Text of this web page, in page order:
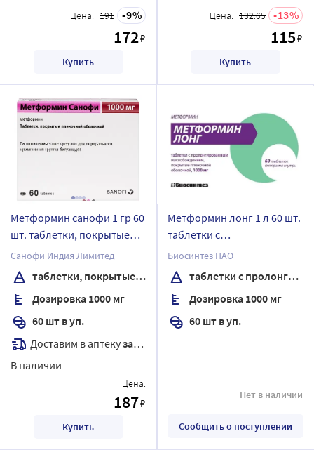
Цена: 191 9
172₽
Купить
Цена: 132.65 13
115₽
Купить
Метформин санофи 1 гр 60
шт. таблетки, покрытые
пленочной оболочкой
Санофи Индия Лимитед
таблетки, покрытые пленочной оболочкой
Дозировка 1000 мг
60 шт в уп.
Доставим в аптекузавтра
В наличии
Цена:
187₽
Купить
Метформин лонг 1 л 60 шт.
таблетки с
пролонгированным
высвобождением,
покрытые пленочной
оболочкой
Биосинтез ПАО
таблетки с пролонгированным высвобождением, покрытые пленочной оболочкой
Дозировка 1000 мг
60 шт в уп.
Нет в наличии
Сообщить о поступлении